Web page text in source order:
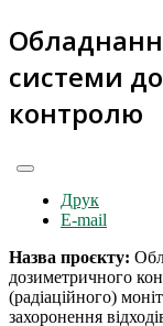
системи
контролю
Друк
E-mail
Назва проєкту:
дозиметричного
(радіаційного)
захоронення